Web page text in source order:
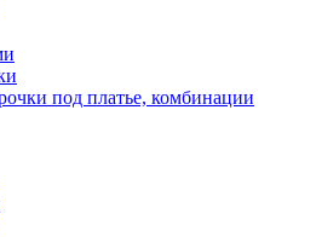
под платье, комбинации